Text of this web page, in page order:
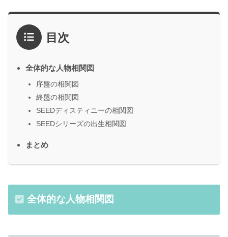
目次
全体的な人物相関図
序盤の相関図
終盤の相関図
SEEDディスティニーの相関図
SEEDシリーズの出生相関図
まとめ
全体的な人物相関図